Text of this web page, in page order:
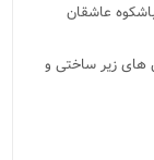
عاشقان
های زیر ساختی و